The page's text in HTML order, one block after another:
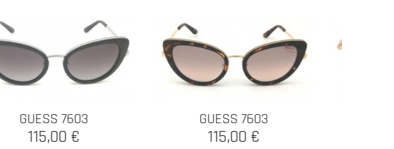
GUESS 7603
115,00 €
TIMBERLAND 9159
130,00 €